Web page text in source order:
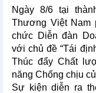
Ngày 8/6 tại
Thương Việt Nam
chức Diễn đàn
với chủ đề “Tái
Thúc đẩy Chất
năng Chống chịu
Sự kiện diễn ra